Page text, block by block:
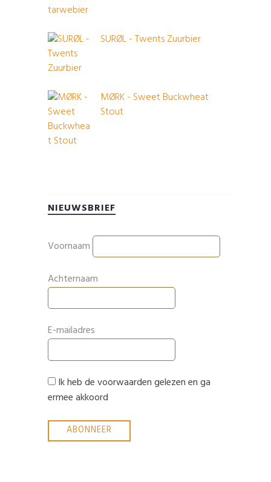
SURØL - Twents Zuurbier
MØRK - Sweet Buckwheat
Stout
NIEUWSBRIEF
Voornaam
Achternaam
E-mailadres
Ik heb de voorwaarden gelezen en ga
ermee akkoord